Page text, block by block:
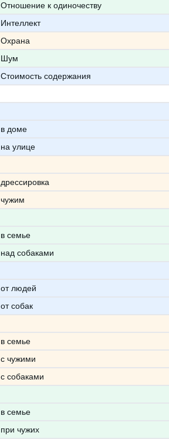
Отношение к одиночеству
Интеллект
Охрана
Шум
Стоимость содержания
в доме
на улице
дрессировка
чужим
в семье
над собаками
от людей
от собак
в семье
с чужими
с собаками
в семье
при чужих